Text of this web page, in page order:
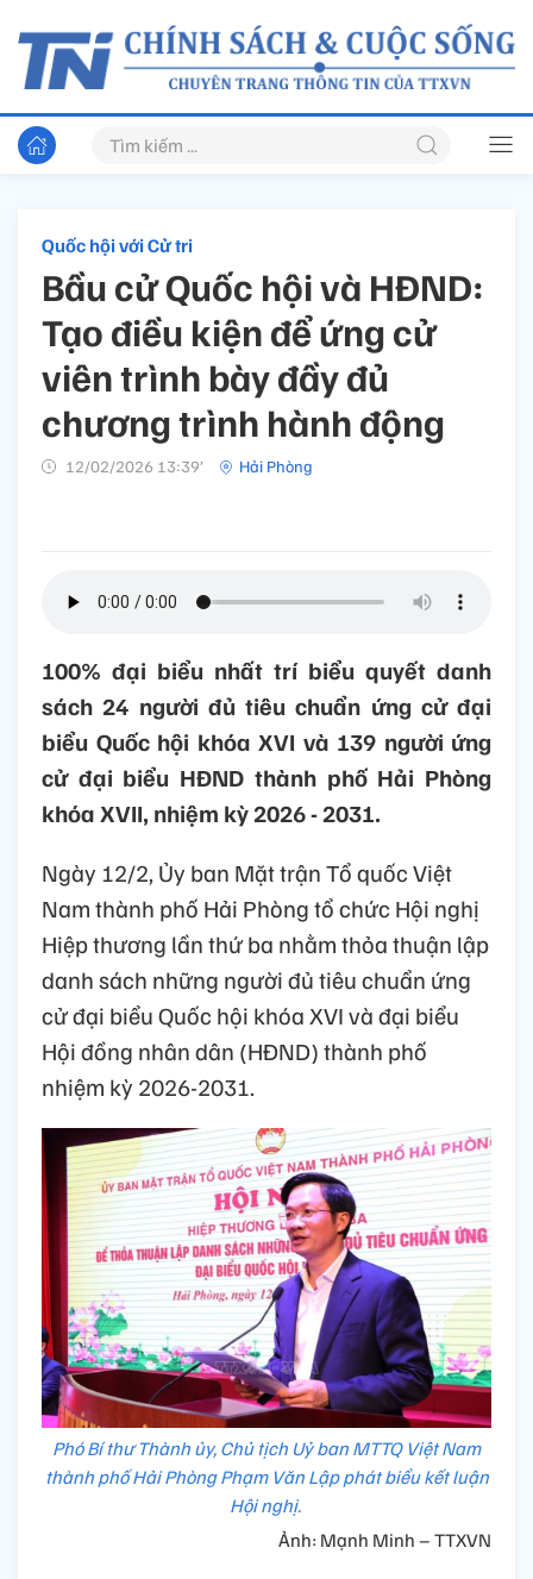
Quốc hội với Cử tri
Bầu cử Quốc hội và HĐND:
Tạo điều kiện để ứng cử
viên trình bày đầy đủ
chương trình hành động
12/02/2026 13:39’ Hải Phòng
100% đại biểu nhất trí biểu quyết danh
sách 24 người đủ tiêu chuẩn ứng cử đại
biểu Quốc hội khóa XVI và 139 người ứng
cử đại biểu HĐND thành phố Hải Phòng
khóa XVII, nhiệm kỳ 2026 - 2031.
Ngày 12/2, Ủy ban Mặt trận Tổ quốc Việt
Nam thành phố Hải Phòng tổ chức Hội nghị
Hiệp thương lần thứ ba nhằm thỏa thuận lập
danh sách những người đủ tiêu chuẩn ứng
cử đại biểu Quốc hội khóa XVI và đại biểu
Hội đồng nhân dân (HĐND) thành phố
nhiệm kỳ 2026-2031.
Phó Bí thư Thành ủy, Chủ tịch Uỷ ban MTTQ Việt Nam
thành phố Hải Phòng Phạm Văn Lập phát biểu kết luận
Hội nghị.
Ảnh: Mạnh Minh – TTXVN